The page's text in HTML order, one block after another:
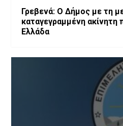
Γρεβενά: Ο Δήμος με τη
καταγεγραμμένη ακίνητη
Ελλάδα